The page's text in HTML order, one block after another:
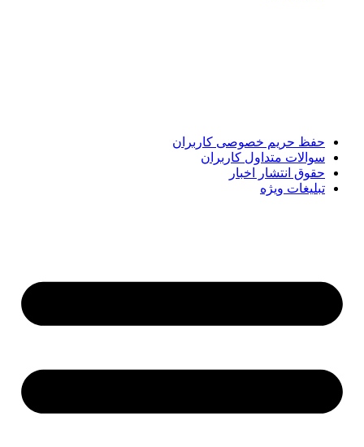
حفظ حریم خصوصی کاربران
سوالات متداول کاربران
حقوق انتشار اخبار
تبلیغات ویژه